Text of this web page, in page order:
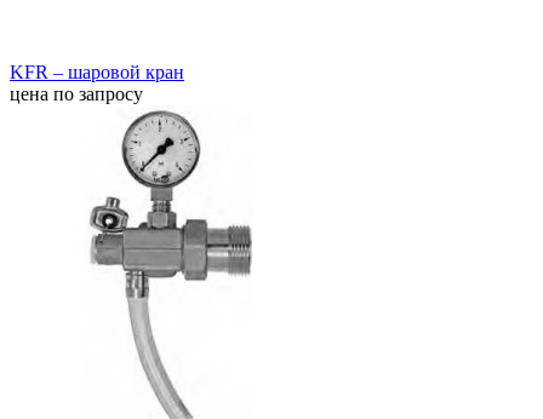
KFR – шаровой кран
цена по запросу